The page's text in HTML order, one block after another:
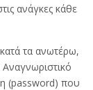
ανάγκες κάθε
τα ανωτέρω,
(password) που